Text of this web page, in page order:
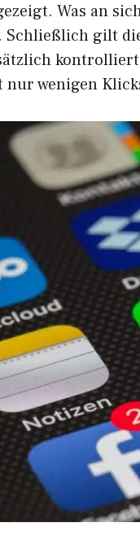
Was an
Schließlich gilt
nur wenigen